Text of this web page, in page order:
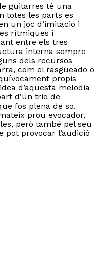
guitarres té una
totes les parts es
un joc d’imitació i
rítmiques i
entre els tres
interna sempre
dels recursos
com el rasgueado o
propis
d’aquesta melodia
d’un trio de
fos plena de so.
prou evocador,
però també pel seu
pot provocar l’audició